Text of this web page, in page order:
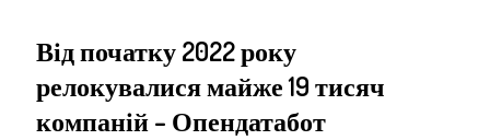
Від початку 2022 року
релокувалися майже 19 тисяч
компаній – Опендатабот